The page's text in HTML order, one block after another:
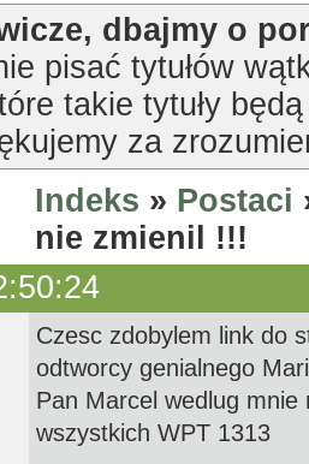
dbajmy o
pisać tytułów
takie tytuły
za
Indeks » Postaci
nie zmienil !!!
Czesc zdobylem link do
odtworcy genialnego
Pan Marcel wedlug
wszystkich WPT 1313